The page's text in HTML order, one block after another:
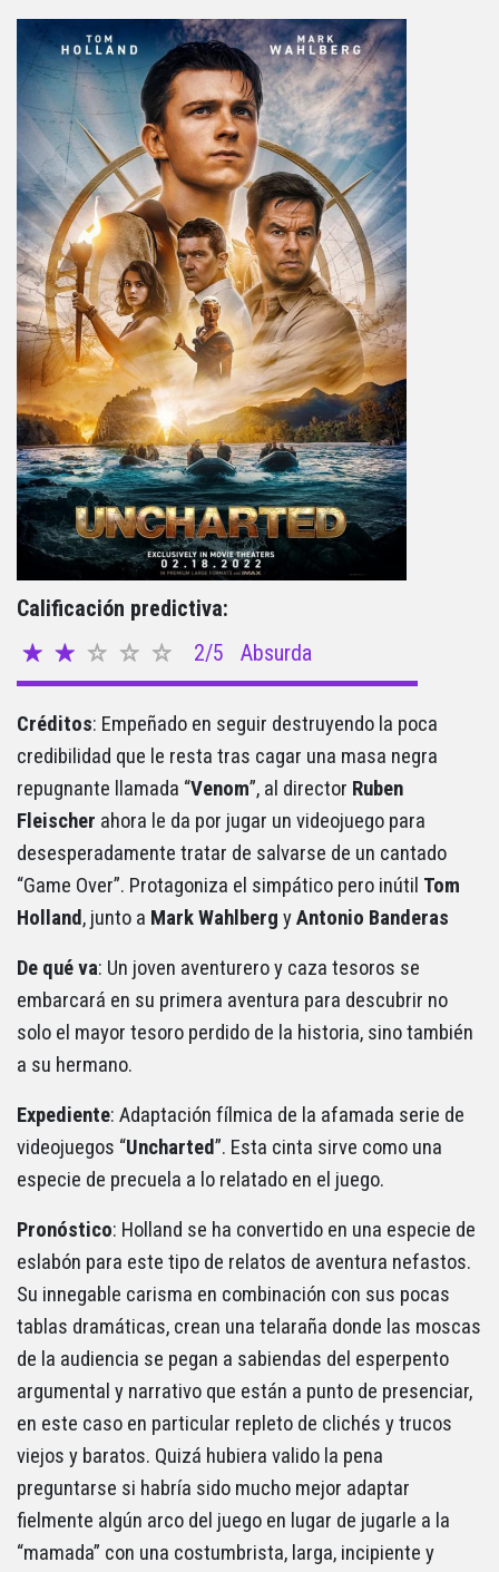
Calificación predictiva:
2/5
Absurda
Créditos: Empeñado en seguir destruyendo la poca
credibilidad que le resta tras cagar una masa negra
repugnante llamada “Venom”, al director Ruben
Fleischer ahora le da por jugar un videojuego para
desesperadamente tratar de salvarse de un cantado
“Game Over”. Protagoniza el simpático pero inútil Tom
Holland, junto a MarkWahlberg yAntonio Banderas
De qué va: Un joven aventurero y caza tesoros se
embarcará en su primera aventura para descubrir no
solo el mayor tesoro perdido de la historia, sino también
a su hermano.
Expediente: Adaptación fílmica de la afamada serie de
videojuegos “Uncharted”. Esta cinta sirve como una
especie de precuela a lo relatado en el juego.
Pronóstico: Holland se ha convertido en una especie de
eslabón para este tipo de relatos de aventura nefastos.
Su innegable carisma en combinación con sus pocas
tablas dramáticas, crean una telaraña donde las moscas
de la audiencia se pegan a sabiendas del esperpento
argumental y narrativo que están a punto de presenciar,
en este caso en particular repleto de clichés y trucos
viejos y baratos. Quizá hubiera valido la pena
preguntarse si habría sido mucho mejor adaptar
fielmente algún arco del juego en lugar de jugarle a la
“mamada” con una costumbrista, larga, incipiente y